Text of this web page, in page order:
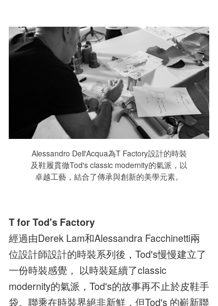
Alessandro Dell'Acqua為T Factory設計的時裝
及鞋履貫徹Tod's classic modernity的氣派，以
卓越工藝，結合了傳承與創新的美學元素。
T for Tod's Factory
經過由Derek Lam和Alessandra Facchinetti兩
位設計師設計的時裝系列後，Tod's慢慢建立了
一份時裝感覺， 以時裝延續了classic
modernity的氣派，Tod's的故事再不止於皮鞋手
袋。聯乘在時裝界絕非新鮮，但Tod's 的嶄新聯